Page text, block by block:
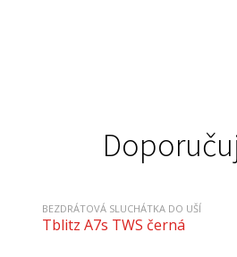
BEZDRÁTOVÁ SLUCHÁTKA DO UŠÍ
Tblitz A7s TWS černá